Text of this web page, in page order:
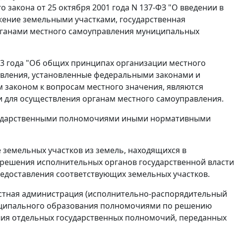
закона от 25 октября 2001 года N 137-ФЗ "О введении в
земельными участками, государственная
местного самоуправления муниципальных
года "Об общих принципах организации местного
установленные федеральными законами и
к вопросам местного значения, являются
осуществления органам местного самоуправления.
полномочиями иными нормативными
участков из земель, находящихся в
исполнительных органов государственной власти
соответствующих земельных участков.
администрация (исполнительно-распорядительный
образования полномочиями по решению
отдельных государственных полномочий, переданных